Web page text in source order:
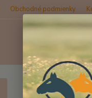
Obchodné podmienky
Úvod Krmivo